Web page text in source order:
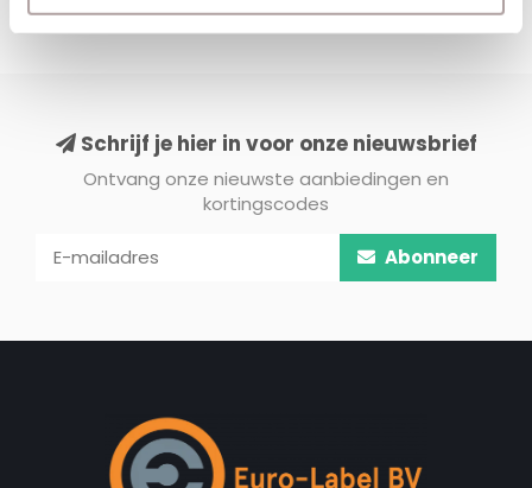
Schrijf je hier in voor onze nieuwsbrief
Ontvang onze nieuwste aanbiedingen en
kortingscodes
Abonneer